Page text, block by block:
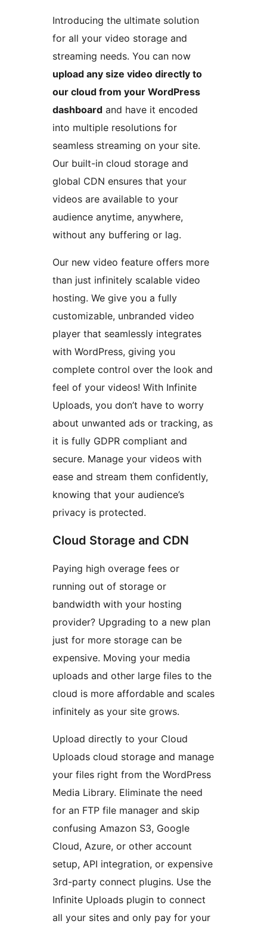
Introducing the ultimate solution
for all your video storage and
streaming needs. You can now
upload any size video directly to
our cloud from your WordPress
dashboard and have it encoded
into multiple resolutions for
seamless streaming on your site.
Our built-in cloud storage and
global CDN ensures that your
videos are available to your
audience anytime, anywhere,
without any buffering or lag.
Our new video feature offers more
than just infinitely scalable video
hosting. We give you a fully
customizable, unbranded video
player that seamlessly integrates
with WordPress, giving you
complete control over the look and
feel of your videos! With Infinite
Uploads, you don’t have to worry
about unwanted ads or tracking, as
it is fully GDPR compliant and
secure. Manage your videos with
ease and stream them confidently,
knowing that your audience’s
privacy is protected.
Cloud Storage and CDN
Paying high overage fees or
running out of storage or
bandwidth with your hosting
provider? Upgrading to a new plan
just for more storage can be
expensive. Moving your media
uploads and other large files to the
cloud is more affordable and scales
infinitely as your site grows.
Upload directly to your Cloud
Uploads cloud storage and manage
your files right from the WordPress
Media Library. Eliminate the need
for an FTP file manager and skip
confusing Amazon S3, Google
Cloud, Azure, or other account
setup, API integration, or expensive
3rd-party connect plugins. Use the
Infinite Uploads plugin to connect
all your sites and only pay for your